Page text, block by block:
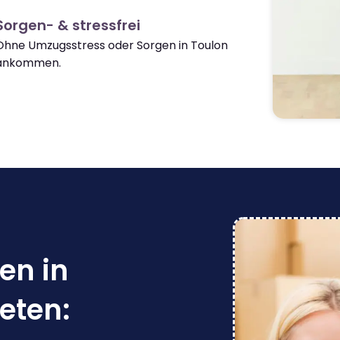
& stressfrei
Umzugsstress oder Sorgen in Toulon
in